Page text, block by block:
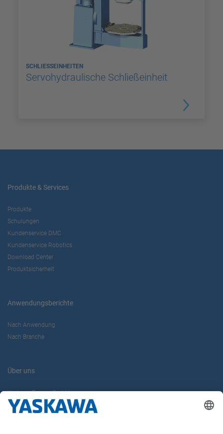
SCHLIESSEINHEITEN
Servohydraulische Schließeinheit
Produkte & Services
Produkte
Schulungen
Kundenservice DMC
Kundenservice Robotics
Download Center
Produktsicherheit
Anwendungsberichte
Nach Anwendung
Nach Branche
Über uns
Yaskawa Europe GmbH
Karriere